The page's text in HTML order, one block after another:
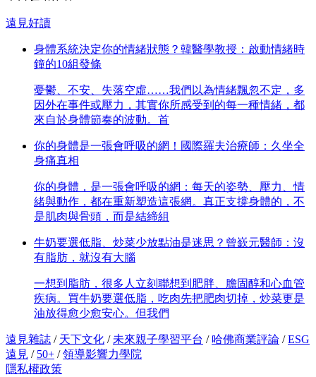
遠見好讀
身體系統決定你的情緒狀態？韓醫學教授：啟動情緒時
鐘的10組發條
憂鬱、不安、失落空虛……我們以為情緒飄忽不定，多
因外在事件或壓力，其實你所感受到的每一種情緒，都
來自於身體節奏的波動。首
你的身體是一張會呼吸的網！國際羅夫治療師：久坐全
身痛真相
你的身體，是一張會呼吸的網：每天的姿勢、壓力、情
緒與動作，都在重新塑造這張網。真正支撐身體的，不
是肌肉與骨頭，而是結締組
牛奶要選低脂、炒菜少放點油是迷思？曾嶔元醫師：沒
有脂肪，就沒有大腦
一想到脂肪，很多人立刻聯想到肥胖、膽固醇和心血管
疾病。買牛奶要選低脂，吃肉先把肥肉切掉，炒菜更是
油放得愈少愈安心。但我們
遠見雜誌 / 天下文化 / 未來親子學習平台 / 哈佛商業評論 /ESG
遠見 / 50+ /領導影響力學院
隱私權政策